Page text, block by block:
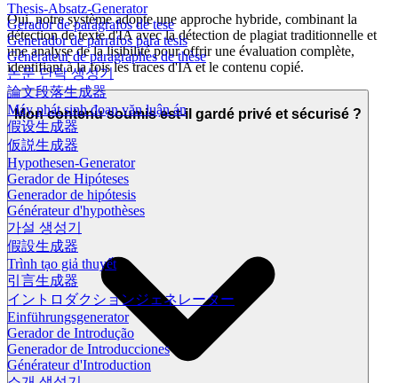
Thesis-Absatz-Generator
Gerador de parágrafos de tese
Generador de párrafos para tesis
Générateur de paragraphes de thèse
논문 단락 생성기
論文段落生成器
Máy phát sinh đoạn văn luận án
假设生成器
仮説生成器
Hypothesen-Generator
Gerador de Hipóteses
Generador de hipótesis
Générateur d'hypothèses
가설 생성기
假設生成器
Trình tạo giả thuyết
引言生成器
イントロダクションジェネレーター
Einführungsgenerator
Gerador de Introdução
Generador de Introducciones
Générateur d'Introduction
Oui, notre système adopte une approche hybride, combinant la
détection de texte d'IA avec la détection de plagiat traditionnelle et
une analyse de la lisibilité pour offrir une évaluation complète,
identifiant à la fois les traces d'IA et le contenu copié.
Mon contenu soumis est-il gardé privé et sécurisé ?